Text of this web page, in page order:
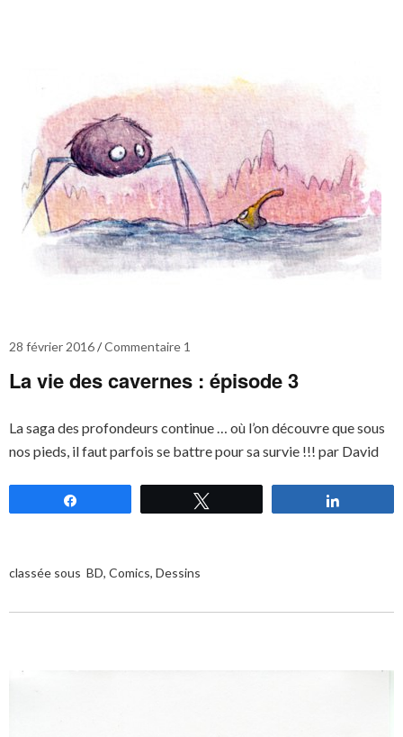
28 février 2016 Commentaire 1
La vie des cavernes : épisode 3
La saga des profondeurs continue … où l’on découvre que sous
nos pieds, il faut parfois se battre pour sa survie !!! par David
classée sous BD, Comics, Dessins